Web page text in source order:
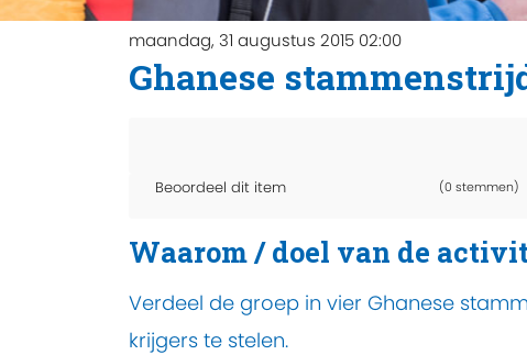
maandag, 31 augustus 2015 02:00
Ghanese
Beoordeel dit item (0 stemmen)
Waarom / doel van de
Verdeel de groep in vier Ghanese
krijgers te stelen.